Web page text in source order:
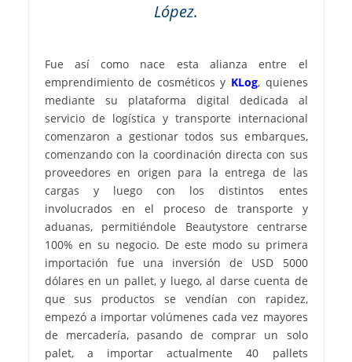
López.
Fue así como nace esta alianza entre el
emprendimiento de cosméticos y KLog, quienes
mediante su plataforma digital dedicada al
servicio de logística y transporte internacional
comenzaron a gestionar todos sus embarques,
comenzando con la coordinación directa con sus
proveedores en origen para la entrega de las
cargas y luego con los distintos entes
involucrados en el proceso de transporte y
aduanas, permitiéndole Beautystore centrarse
100% en su negocio. De este modo su primera
importación fue una inversión de USD 5000
dólares en un pallet, y luego, al darse cuenta de
que sus productos se vendían con rapidez,
empezó a importar volúmenes cada vez mayores
de mercadería, pasando de comprar un solo
palet, a importar actualmente 40 pallets